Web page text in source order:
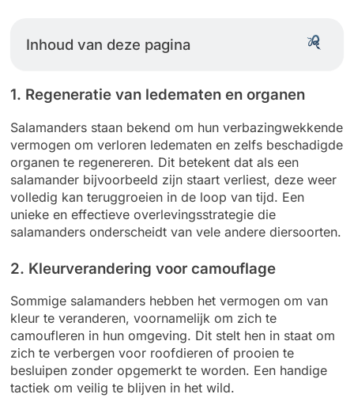
Inhoud van deze pagina
1. Regeneratie van ledematen en organen
Salamanders staan bekend om hun verbazingwekkende
vermogen om verloren ledematen en zelfs beschadigde
organen te regenereren. Dit betekent dat als een
salamander bijvoorbeeld zijn staart verliest, deze weer
volledig kan teruggroeien in de loop van tijd. Een
unieke en effectieve overlevingsstrategie die
salamanders onderscheidt van vele andere diersoorten.
2. Kleurverandering voor camouflage
Sommige salamanders hebben het vermogen om van
kleur te veranderen, voornamelijk om zich te
camoufleren in hun omgeving. Dit stelt hen in staat om
zich te verbergen voor roofdieren of prooien te
besluipen zonder opgemerkt te worden. Een handige
tactiek om veilig te blijven in het wild.